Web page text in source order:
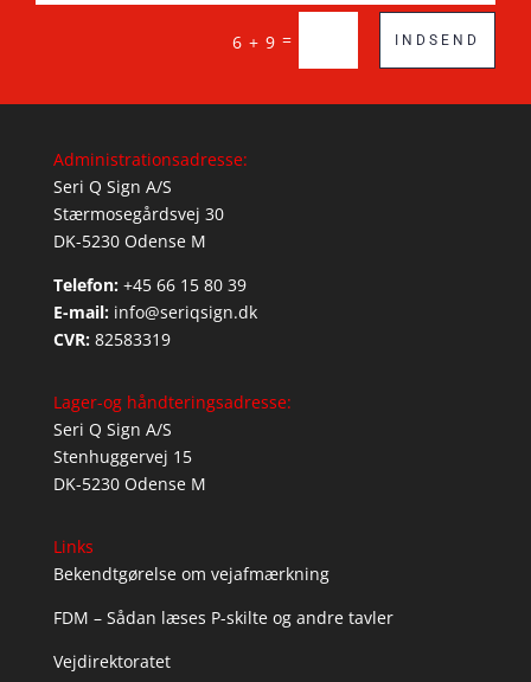
6 + 9 = INDSEND
Administrationsadresse:
Seri Q Sign A/S
Stærmosegårdsvej 30
DK-5230 Odense M
Telefon: +45 66 15 80 39
E-mail: info@seriqsign.dk
CVR: 82583319
Lager-og håndteringsadresse:
Seri Q Sign A/S
Stenhuggervej 15
DK-5230 Odense M
Links
Bekendtgørelse om vejafmærkning
FDM – Sådan læses P-skilte og andre tavler
Vejdirektoratet